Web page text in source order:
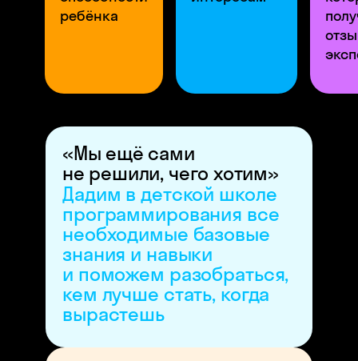
ребёнка
«Мы ещё сами
не решили, чего хотим»
Дадим в детской школе
программирования все
необходимые базовые
знания и навыки
и поможем разобраться,
кем лучше стать, когда
вырастешь